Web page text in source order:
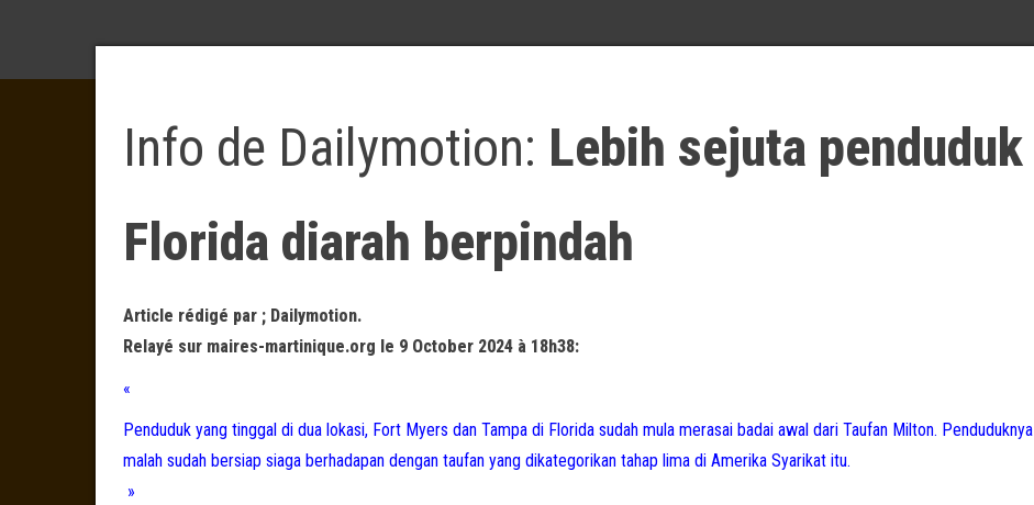
Info de Dailymotion: Lebih sejuta penduduk
Florida diarah berpindah
Article rédigé par ; Dailymotion.
Relayé sur maires-martinique.org le 9 October 2024 à 18h38:
«
Penduduk yang tinggal di dua lokasi, Fort Myers dan Tampa di Florida sudah mula merasai badai awal dari Taufan Milton. Penduduknya
malah sudah bersiap siaga berhadapan dengan taufan yang dikategorikan tahap lima di Amerika Syarikat itu.
»